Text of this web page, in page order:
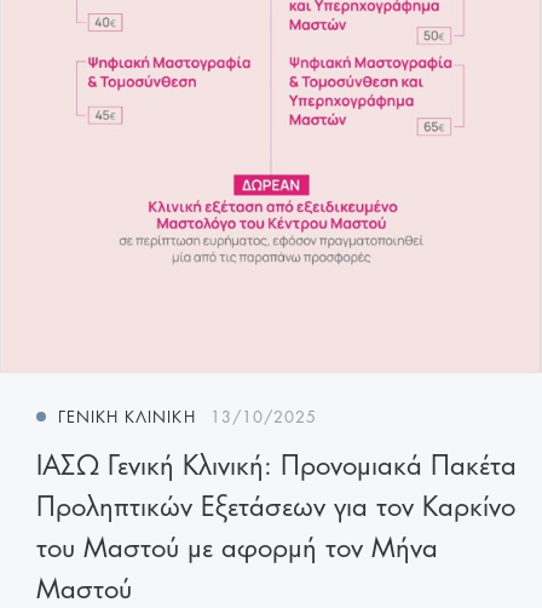
ΓΕΝΙΚΉ ΚΛΙΝΙΚΉ 13/10/2025
ΙΑΣΩ Γενική Κλινική: Προνομιακά Πακέτα
Προληπτικών Εξετάσεων για τον Καρκίνο
του Μαστού με αφορμή τον Μήνα
Μαστού